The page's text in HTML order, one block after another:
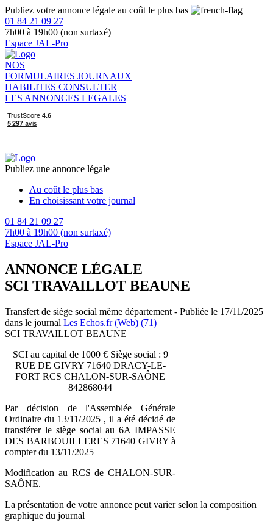
Publiez votre annonce légale au coût le plus bas
01 84 21 09 27
7h00 à 19h00 (non surtaxé)
Espace JAL-Pro
NOS
FORMULAIRES JOURNAUX
HABILITES CONSULTER
LES ANNONCES LEGALES
Publiez une annonce légale
Au coût le plus bas
En choisissant votre journal
01 84 21 09 27
7h00 à 19h00 (non surtaxé)
Espace JAL-Pro
ANNONCE LÉGALE
SCI TRAVAILLOT BEAUNE
Transfert de siège social même département - Publiée le 17/11/2025
dans le journal Les Echos.fr (Web) (71)
SCI TRAVAILLOT BEAUNE
SCI au capital de 1000 € Siège social : 9
RUE DE GIVRY 71640 DRACY-LE-
FORT RCS CHALON-SUR-SAÔNE
842868044
Par décision de l'Assemblée Générale
Ordinaire du 13/11/2025 , il a été décidé de
transférer le siège social au 6A IMPASSE
DES BARBOUILLERES 71640 GIVRY à
compter du 13/11/2025
Modification au RCS de CHALON-SUR-
SAÔNE.
La présentation de votre annonce peut varier selon la composition
graphique du journal